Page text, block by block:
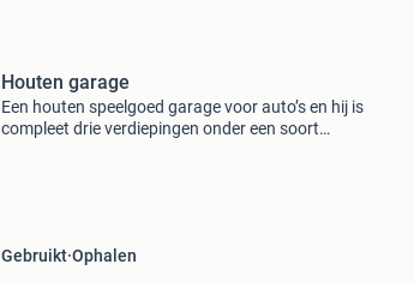
Houten garage
Een houten speelgoed garage voor auto’s en hij is
compleet drie verdiepingen onder een soort
Gebruikt Ophalen